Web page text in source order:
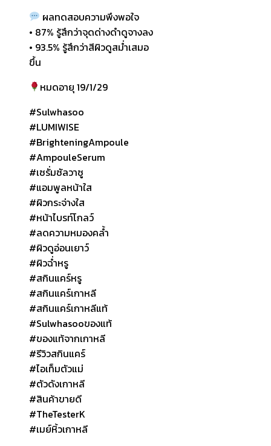
ผลทดสอบความพึงพอใจ
• 87% รู้สึกว่าจุดด่างดำดูจางลง
• 93.5% รู้สึกว่าสีผิวดูสม่ำเสมอ
ขึ้น
หมดอายุ 19/1/29
#Sulwhasoo
#LUMIWISE
#BrighteningAmpoule
#AmpouleSerum
#เซรั่มซัลวาซู
#แอมพูลหน้าใส
#ผิวกระจ่างใส
#หน้าไบรท์โกลว์
#ลดความหมองคล้ำ
#ผิวดูอ่อนเยาว์
#ผิวฉ่ำหรู
#สกินแคร์หรู
#สกินแคร์เกาหลี
#สกินแคร์เกาหลีแท้
#Sulwhasooของแท้
#ของแท้จากเกาหลี
#รีวิวสกินแคร์
#ไอเท็มตัวแม่
#ตัวดังเกาหลี
#สินค้าขายดี
#TheTesterK
#เมย์หิ้วเกาหลี